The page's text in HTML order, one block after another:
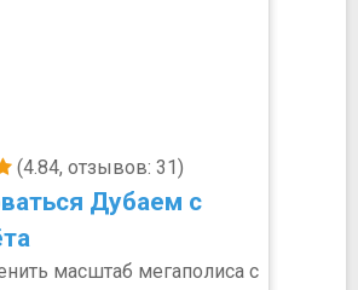
(4.84, отзывов: 31)
Дубаем с
масштаб мегаполиса с